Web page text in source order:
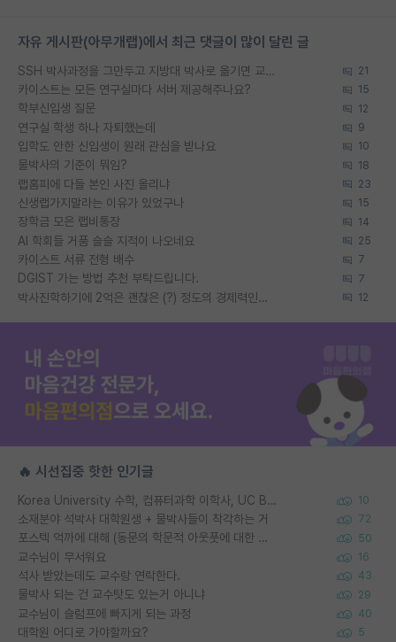
자유 게시판(아무개랩)에서 최근 댓글이 많이 달린 글
SSH 박사과정을 그만두고 지방대 박사로 옮기면 교수의 꿈은 끝일까요? 21
카이스트는 모든 연구실마다 서버 제공해주나요? 15
학부신입생 질문 12
연구실 학생 하나 자퇴했는데 9
입학도 안한 신입생이 원래 관심을 받나요 10
물박사의 기준이 뭐임? 18
랩홈피에 다들 본인 사진 올리냐 23
신생랩가지말라는 이유가 있었구나 15
장학금 모은 랩비통장 14
AI 학회들 거품 슬슬 지적이 나오네요 25
카이스트 서류 전형 배수 7
DGIST 가는 방법 추천 부탁드립니다. 7
박사진학하기에 2억은 괜찮은 (?) 정도의 경제력인가요 12
🔥 시선집중 핫한 인기글
Korea University 수학, 컴퓨터과학 이학사, UC Berkeley 산업공학 대학원 공학박사가 되는 것은 쉽지 않겠죠? 10
소재분야 석박사 대학원생 + 물박사들이 착각하는 거 72
포스텍 억까에 대해 (동문의 학문적 아웃풋에 대한 반박) 50
교수님이 무서워요 16
석사 받았는데도 교수랑 연락한다. 43
물박사 되는 건 교수탓도 있는거 아니냐 29
교수님이 슬럼프에 빠지게 되는 과정 40
대학원 어디로 가야할까요? 5